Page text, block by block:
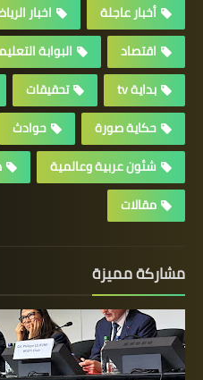
أخبار عاجلة اخبار
اقتصاد
البوابة
بداية tv
تحقيقات
حكاية صورة
حوادث
شئون عربية وعالمية
مقالات
مشاركة مميزة